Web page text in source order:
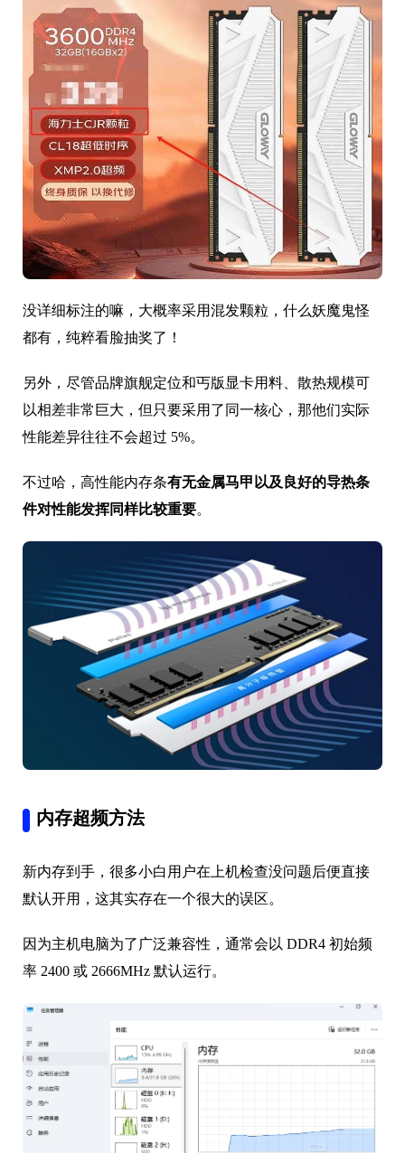
没详细标注的嘛，大概率采用混发颗粒，什么妖魔鬼怪
都有，纯粹看脸抽奖了！
另外，尽管品牌旗舰定位和丐版显卡用料、散热规模可
以相差非常巨大，但只要采用了同一核心，那他们实际
性能差异往往不会超过 5%。
不过哈，高性能内存条有无金属马甲以及良好的导热条
件对性能发挥同样比较重要。
内存超频方法
新内存到手，很多小白用户在上机检查没问题后便直接
默认开用，这其实存在一个很大的误区。
因为主机电脑为了广泛兼容性，通常会以 DDR4 初始频
率 2400 或 2666MHz 默认运行。